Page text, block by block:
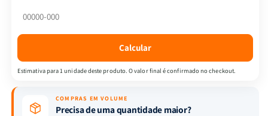
de
Calcular
Estimativa para 1 unidade deste produto. O valor final é confirmado no checkout.
COMPRAS EM VOLUME
Precisa de uma quantidade maior?